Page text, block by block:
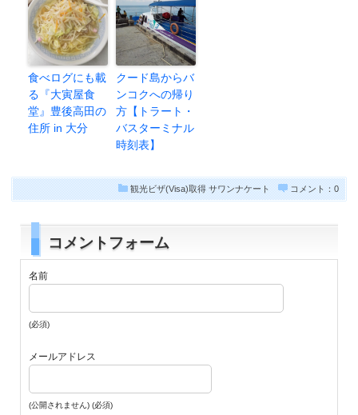
食べログにも載
る『大寅屋食
堂』豊後高田の
住所 in 大分
クード島からバ
ンコクへの帰り
方【トラート・
バスターミナル
時刻表】
観光ビザ(Visa)取得 サワンナケート コメント：0
コメントフォーム
名前
(必須)
メールアドレス
(公開されません) (必須)